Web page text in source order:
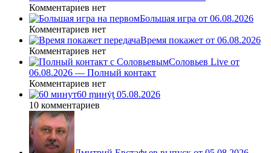
Комментариев нет
Большая игра от 06.08.2026
Комментариев нет
Время покажет от 06.08.2026
Комментариев нет
Соловьев Live от
06.08.2026 — Полный контакт
Комментариев нет
60 ṃинẏƫ 05.08.2026
10 комментариев